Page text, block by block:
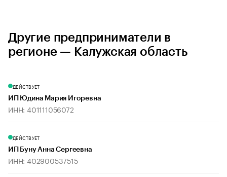
Другие предприниматели в
регионе — Калужская область
ДЕЙСТВУЕТ
ИП Юдина Мария Игоревна
ИНН: 401111056072
ДЕЙСТВУЕТ
ИП Буну Анна Сергеевна
ИНН: 402900537515